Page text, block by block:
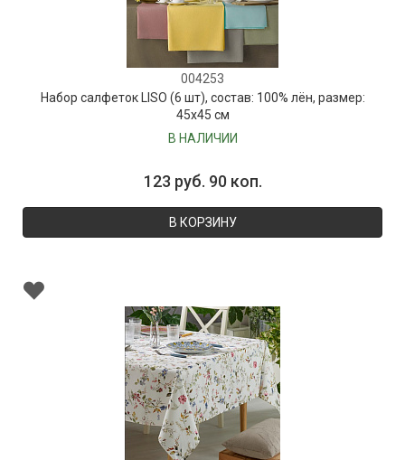
004253
Набор салфеток LISO (6 шт), состав: 100% лён, размер:
45х45 см
В НАЛИЧИИ
123 руб. 90 коп.
В КОРЗИНУ